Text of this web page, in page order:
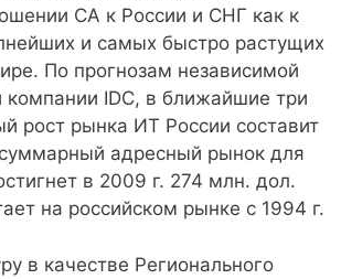
CA к России и СНГ как к
и самых быстро растущих
По прогнозам независимой
компании IDC, в ближайшие три
рост рынка ИТ России составит
адресный рынок для
в 2009 г. 274 млн. дол.
на российском рынке с 1994 г.
в качестве Регионального